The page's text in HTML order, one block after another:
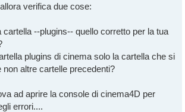
verifica due cose:
cartella --plugins-- quello corretto per la tua
plugins di cinema solo la cartella che si
altre cartelle precedenti?
ad aprire la console di cinema4D per
errori....